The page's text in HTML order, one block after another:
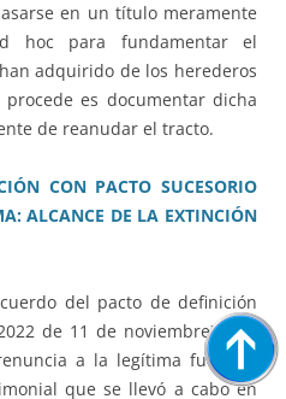
en un título meramente
hoc para fundamentar el
adquirido de los herederos
es documentar dicha
de reanudar el tracto.
CON PACTO SUCESORIO
ALCANCE DE LA EXTINCIÓN
del pacto de definición
de 11 de noviembre) deja
a la legítima futura y
que se llevó a cabo en